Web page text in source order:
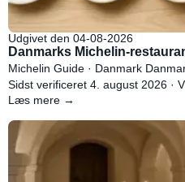
Udgivet den 04-08-2026
Danmarks Michelin-
Michelin Guide · Danmark
Sidst verificeret 4. august 2026 ·
Læs mere →